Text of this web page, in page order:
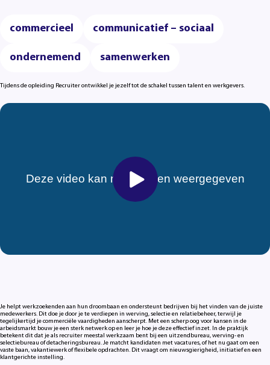
commercieel communicatief – sociaal
ondernemend samenwerken
Tijdens de opleiding Recruiter ontwikkel je jezelf tot de schakel tussen talent en werkgevers.
Je helpt werkzoekenden aan hun droombaan en ondersteunt bedrijven bij het vinden van de juiste
medewerkers. Dit doe je door je te verdiepen in werving, selectie en relatiebeheer, terwijl je
tegelijkertijd je commerciële vaardigheden aanscherpt. Met een scherp oog voor kansen in de
arbeidsmarkt bouw je een sterk netwerk op en leer je hoe je deze effectief inzet. In de praktijk
betekent dit dat je als recruiter meestal werkzaam bent bij een uitzendbureau, werving- en
selectiebureau of detacheringsbureau. Je matcht kandidaten met vacatures, of het nu gaat om een
vaste baan, vakantiewerk of flexibele opdrachten. Dit vraagt om nieuwsgierigheid, initiatief en een
klantgerichte instelling.